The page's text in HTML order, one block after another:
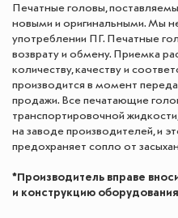
Печатные головы,
новыми и оригинальными. Мы
употреблении ПГ. Печатные
возврату и обмену. Приемка
количеству, качеству и
производится в момент
продажи. Все печатающие
транспортировочной
на заводе производителей, и
предохраняет сопло от
*Производитель вправе
и конструкцию